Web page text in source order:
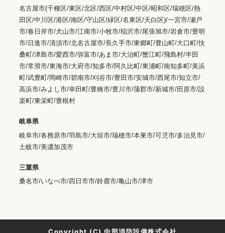
名古屋市(千種区/東区/北区/西区/中村区/中区/昭和区/瑞穂区/熱
田区/中川区/港区/南区/守山区/緑区/名東区/天白区)/一宮市/瀬戸
市/春日井市/犬山市/江南市/小牧市/稲沢市/尾張旭市/岩倉市/豊明
市/日進市/清須市/北名古屋市/長久手市/東郷町/豊山町/大口町/扶
桑町/津島市/愛西市/弥富市/あま市/大治町/蟹江町/飛島村/半田
市/常滑市/東海市/大府市/知多市/阿久比町/東浦町/南知多町/美浜
町/武豊町/岡崎市/碧南市/刈谷市/豊田市/安城市/西尾市/知立市/
高浜市/みよし市/幸田町/豊橋市/豊川市/蒲郡市/新城市/田原市/設
楽町/東栄町/豊根村
岐阜県
岐阜市/各務原市/羽島市/大垣市/瑞穂市/本巣市/可児市/多治見市/
土岐市/美濃加茂市
三重県
桑名市/いなべ市/四日市市/鈴鹿市/亀山市/津市